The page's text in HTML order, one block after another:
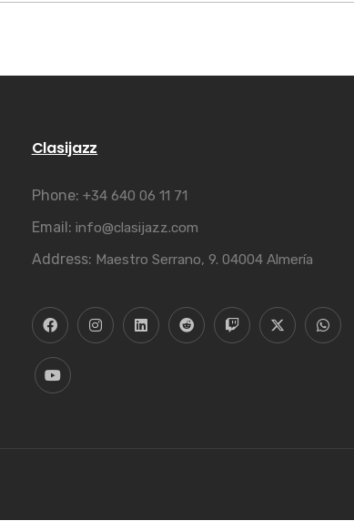
Clasijazz
Phone: +34 640 06 11 71
Email: info@clasijazz.com
Address: Maestro Serrano, 9. 04004 Almería